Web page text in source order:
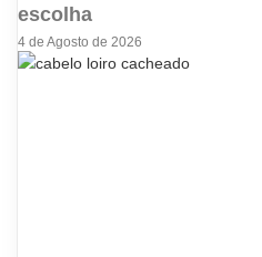
escolha
4 de Agosto de 2026